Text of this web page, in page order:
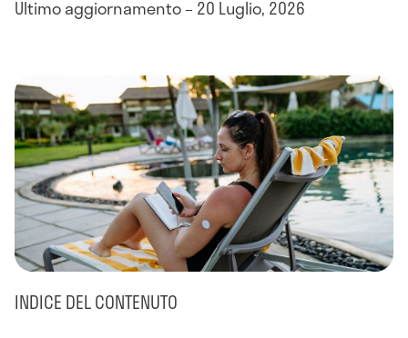
Ultimo aggiornamento – 20 Luglio, 2026
INDICE DEL CONTENUTO